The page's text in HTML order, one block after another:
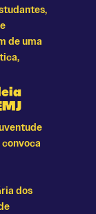
de uma
dos